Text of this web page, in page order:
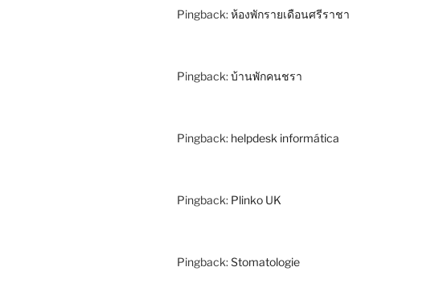
Pingback:ห้องพักรายเดือนศรีราชา
Pingback:บ้านพักคนชรา
Pingback: helpdesk informática
Pingback: Plinko UK
Pingback:Stomatologie